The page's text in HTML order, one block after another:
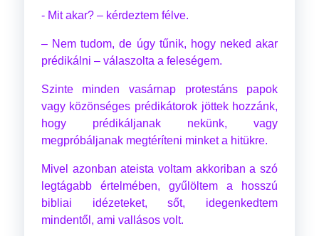
- Mit akar? – kérdeztem félve.
– Nem tudom, de úgy tűnik, hogy neked akar
prédikálni – válaszolta a feleségem.
Szinte minden vasárnap protestáns papok
vagy közönséges prédikátorok jöttek hozzánk,
hogy prédikáljanak nekünk, vagy
megpróbáljanak megtéríteni minket a hitükre.
Mivel azonban ateista voltam akkoriban a szó
legtágabb értelmében, gyűlöltem a hosszú
bibliai idézeteket, sőt, idegenkedtem
mindentől, ami vallásos volt.